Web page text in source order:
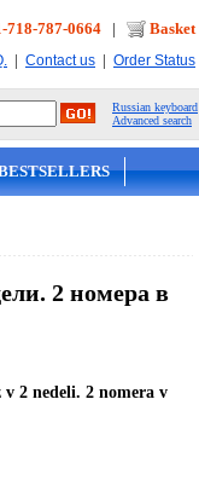
718-787-0664 | Basket
| Contact us | Order Status
Russian keyboard
Advanced search
2 номера в
2 nedeli. 2 nomera v